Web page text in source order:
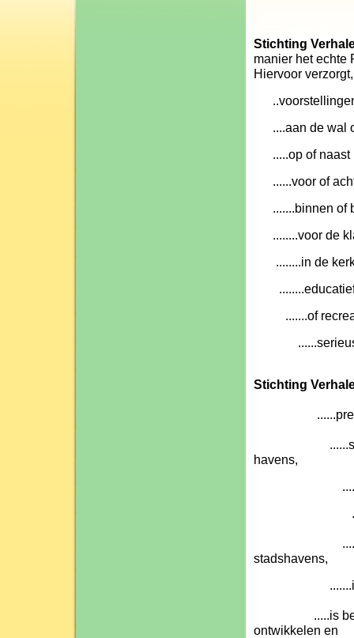
Stichting
manier het echte
Hiervoor
..voorstellingen
....aan de wal
.....op of naast
......voor of
.......binnen of
........voor de
........in de kerk
........educatief
.......of
......serieus,
Stichting
havens,
......verzorgt
......denkt
......heeft
stadshavens,
.......is
.....is begaan
ontwikkelen en